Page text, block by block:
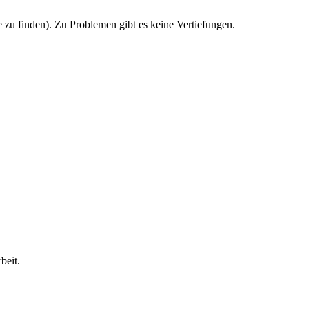
finden). Zu Problemen gibt es keine Vertiefungen.